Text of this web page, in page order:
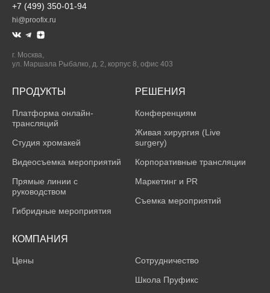
+7 (499) 350-01-94
hi@proofix.ru
г. Москва,
ул. Маршала Рыбалко, д. 2, корпус 8, офис 403
ПРОДУКТЫ
Платформа онлайн-
трансляций
Студия хромакей
Видеосъемка мероприятий
Прямые линии с
руководством
Гибридные мероприятия
РЕШЕНИЯ
Конференциям
Живая хирургия (Live
surgery)
Корпоративные трансляции
Маркетинг и PR
Съемка мероприятий
КОМПАНИЯ
Цены
Сотрудничество
Школа Пруфикс